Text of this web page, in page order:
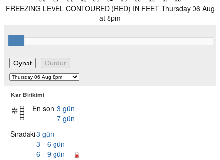
FREEZING LEVEL CONTOURED (RED) IN FEET Thursday 06 Aug
at 8pm
Kar Birikimi
En son:3 gün
7 gün
Sıradaki3 gün
3 – 6 gün
6 – 9 gün